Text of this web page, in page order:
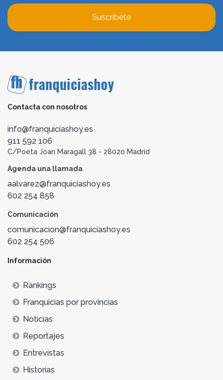
Suscríbete
Contacta con nosotros
info@franquiciashoy.es
911 592 106
C/Poeta Joan Maragall 38 - 28020 Madrid
Agenda una llamada
aalvarez@franquiciashoy.es
602 254 858
Comunicación
comunicacion@franquiciashoy.es
602 254 506
Información
Rankings
Franquicias por provincias
Noticias
Reportajes
Entrevistas
Historias